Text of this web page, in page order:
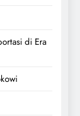
di Era